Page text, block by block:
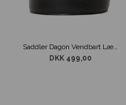
Saddler Dagon Vendbart Læderbælte Sort/Cognac
DKK 499,00